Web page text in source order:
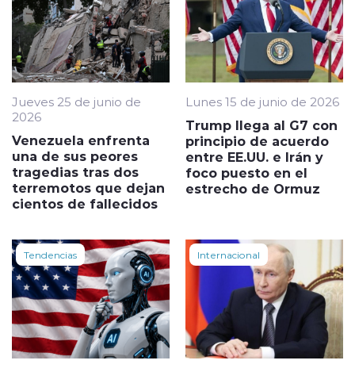
Jueves 25 de junio de
2026
Venezuela enfrenta
una de sus peores
tragedias tras dos
terremotos que dejan
cientos de fallecidos
Lunes 15 de junio de 2026
Trump llega al G7 con
principio de acuerdo
entre EE.UU. e Irán y
foco puesto en el
estrecho de Ormuz
Tendencias Internacional